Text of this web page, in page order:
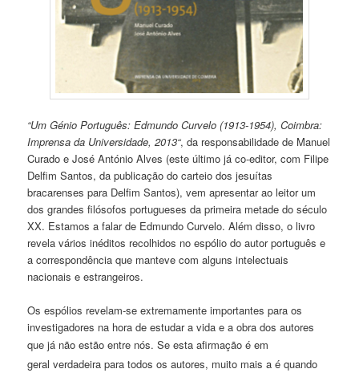
“Um Génio Português: Edmundo Curvelo (1913-1954), Coimbra:
Imprensa da Universidade, 2013“, da responsabilidade de Manuel
Curado e José António Alves (este último já co-editor, com Filipe
Delfim Santos, da publicação do carteio dos jesuítas
bracarenses para Delfim Santos), vem apresentar ao leitor um
dos grandes filósofos portugueses da primeira metade do século
XX. Estamos a falar de Edmundo Curvelo. Além disso, o livro
revela vários inéditos recolhidos no espólio do autor português e
a correspondência que manteve com alguns intelectuais
nacionais e estrangeiros.
Os espólios revelam-se extremamente importantes para os
investigadores na hora de estudar a vida e a obra dos autores
que já não estão entre nós. Se esta afirmação éem
geralverdadeira para todos os autores, muito mais a é quando